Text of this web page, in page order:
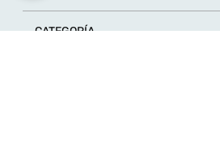
CATEGORÍA